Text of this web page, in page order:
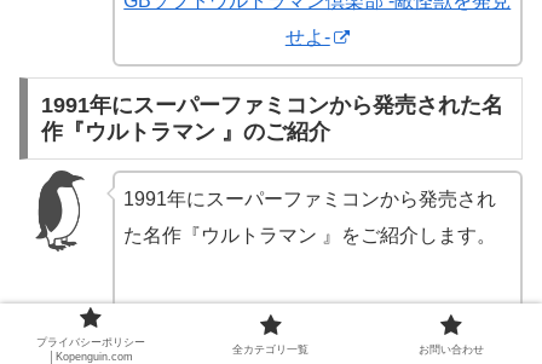
せよ-
1991年にスーパーファミコンから発売された名
作『ウルトラマン 』のご紹介
1991年にスーパーファミコンから発売され
た名作『ウルトラマン 』をご紹介します。
スーパーファミコンソフトウルトラマン
プライバシーポリシー
│Kopenguin.com
全カテゴリ一覧 お問い合わせ